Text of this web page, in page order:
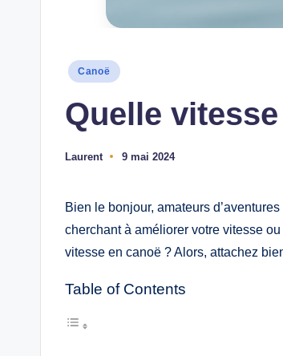
Posted
Canoë
Quelle
Ecrit
Laurent 9 mai 2024
Bien le bonjour, amateurs
cherchant à améliorer votre vitesse
vitesse en canoë ? Alors, attachez
Table of Contents